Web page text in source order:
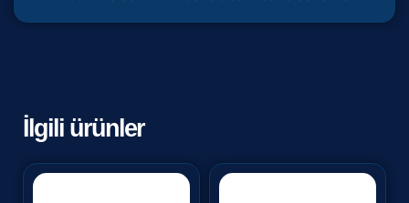
İlgili ürünler